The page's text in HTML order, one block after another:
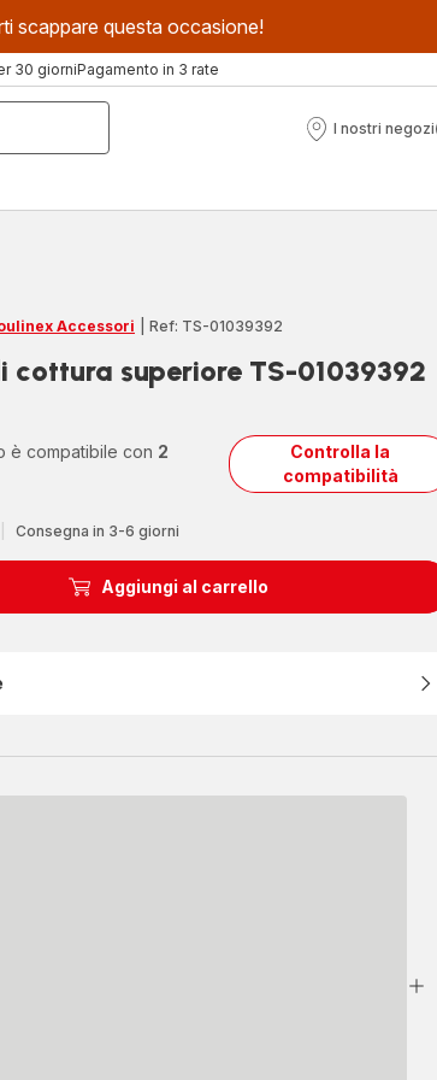
scappare questa occasione!
30 giorniPagamento in 3 rate
I nostri negozi
I
Accessori Ref: TS-01039392
cottura superiore TS-01039392
è compatibile con 2
Controlla la
compatibilità
Consegna in 3-6 giorni
Aggiungi al carrello